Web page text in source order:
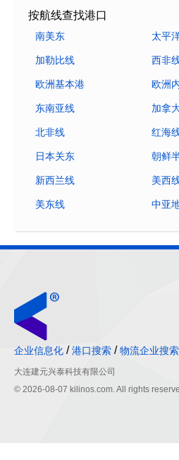
按航线查找港口
南美东 太平
加勒比线 西非
欧洲基本港 欧洲
东南亚线 加拿
北非线 红海
日本关东 朝鲜
新西兰线 美西
美东线 中亚
企业信息化 /港口搜索 /物流企业搜索
大连建元兴泰科技有限公司
© 2026-08-07 kilinos.com. All rights